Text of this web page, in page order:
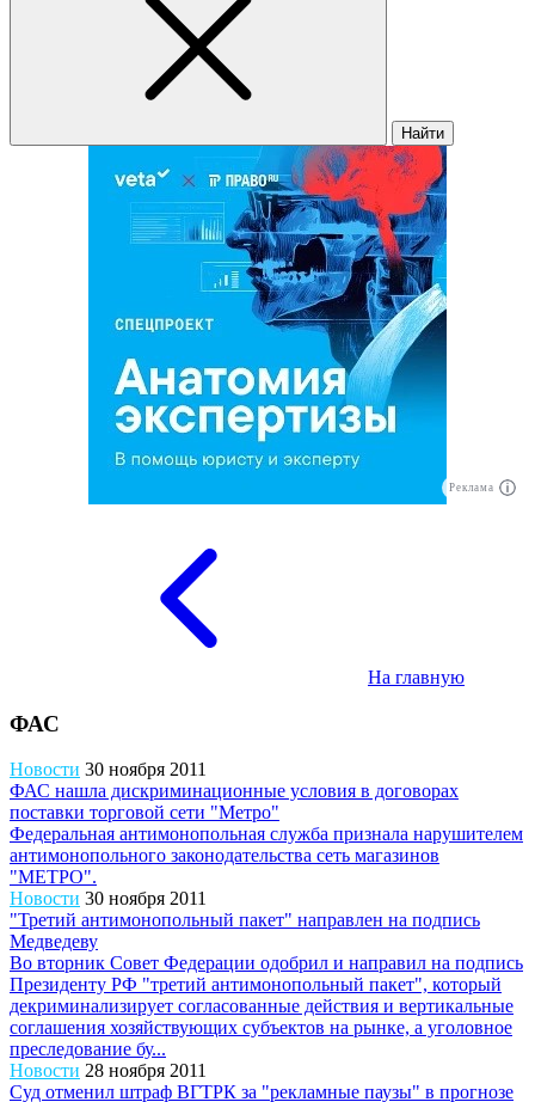
Найти
Реклама
На главную
ФАС
Новости 30 ноября 2011
ФАС нашла дискриминационные условия в договорах
поставки торговой сети "Метро"
Федеральная антимонопольная служба признала нарушителем
антимонопольного законодательства сеть магазинов
"МЕТРО".
Новости 30 ноября 2011
"Третий антимонопольный пакет" направлен на подпись
Медведеву
Во вторник Совет Федерации одобрил и направил на подпись
Президенту РФ "третий антимонопольный пакет", который
декриминализирует согласованные действия и вертикальные
соглашения хозяйствующих субъектов на рынке, а уголовное
преследование бу...
Новости 28 ноября 2011
Суд отменил штраф ВГТРК за "рекламные паузы" в прогнозе